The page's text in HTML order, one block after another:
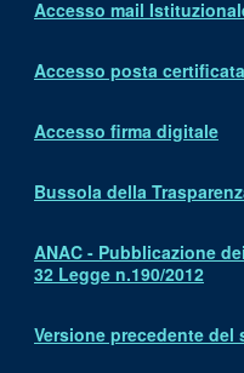
Accesso mail
Accesso posta certificata
Accesso firma digitale
Bussola della
ANAC - Pubblicazione
32 Legge n.190/2012
Versione precedente del